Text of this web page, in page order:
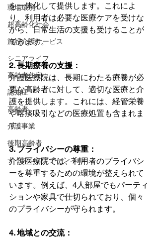
職場環境
超高齢化社会
施設介護サービス
シニアライフ
高齢者住宅
認知症
高齢者
介護事業
後期高齢者
ナイスシニアチャンネル
を一体化して提供します。これによ
り、利用者は必要な医療ケアを受けな
がら、日常生活の支援も受けることが
できます。
2. 長期療養の支援：
介護医療院は、長期にわたる療養が必
要な高齢者に対して、適切な医療と介
護を提供します。これには、経管栄養
や喀痰吸引などの医療処置も含まれま
す。
3. プライバシーの尊重：
介護医療院では、利用者のプライバシ
ーを尊重するための環境が整えられて
います。例えば、4人部屋でもパーティ
ションや家具で仕切られており、個々
のプライバシーが守られます。
4. 地域との交流：